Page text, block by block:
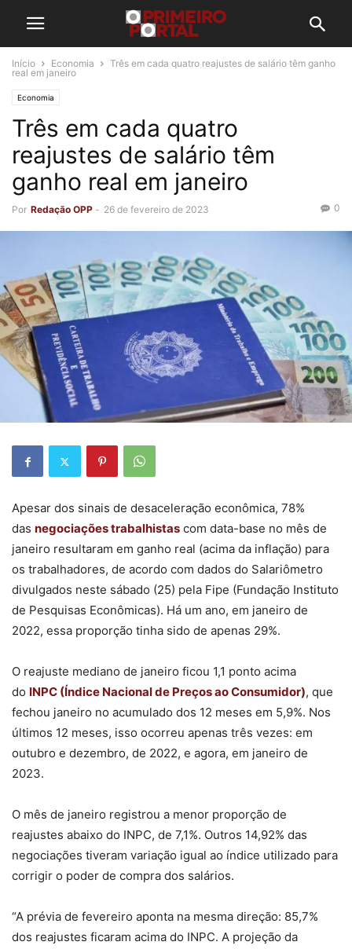
Início Economia
Três em cada quatro reajustes de salário têm ganho
real em janeiro
Economia
Três em cada quatro
reajustes de salário têm
ganho real em janeiro
Por Redação OPP - 26 de fevereiro de 2023 0
Apesar dos sinais de desaceleração econômica, 78%
das negociações trabalhistas com data-base no mês de
janeiro resultaram em ganho real (acima da inflação) para
os trabalhadores, de acordo com dados do Salariômetro
divulgados neste sábado (25) pela Fipe (Fundação Instituto
de Pesquisas Econômicas). Há um ano, em janeiro de
2022, essa proporção tinha sido de apenas 29%.
O reajuste mediano de janeiro ficou 1,1 ponto acima
do INPC (Índice Nacional de Preços ao Consumidor), que
fechou janeiro no acumulado dos 12 meses em 5,9%. Nos
últimos 12 meses, isso ocorreu apenas três vezes: em
outubro e dezembro, de 2022, e agora, em janeiro de
2023.
O mês de janeiro registrou a menor proporção de
reajustes abaixo do INPC, de 7,1%. Outros 14,92% das
negociações tiveram variação igual ao índice utilizado para
corrigir o poder de compra dos salários.
“A prévia de fevereiro aponta na mesma direção: 85,7%
dos reajustes ficaram acima do INPC. A projeção da